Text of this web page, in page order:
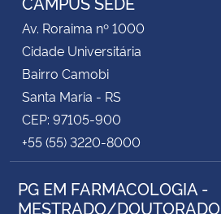
Av. Roraima nº 1000
Cidade Universitária
Bairro Camobi
Santa Maria - RS
CEP: 97105-900
+55 (55) 3220-8000
PG EM FARMACOLOGIA -
MESTRADO/DOUTORADO